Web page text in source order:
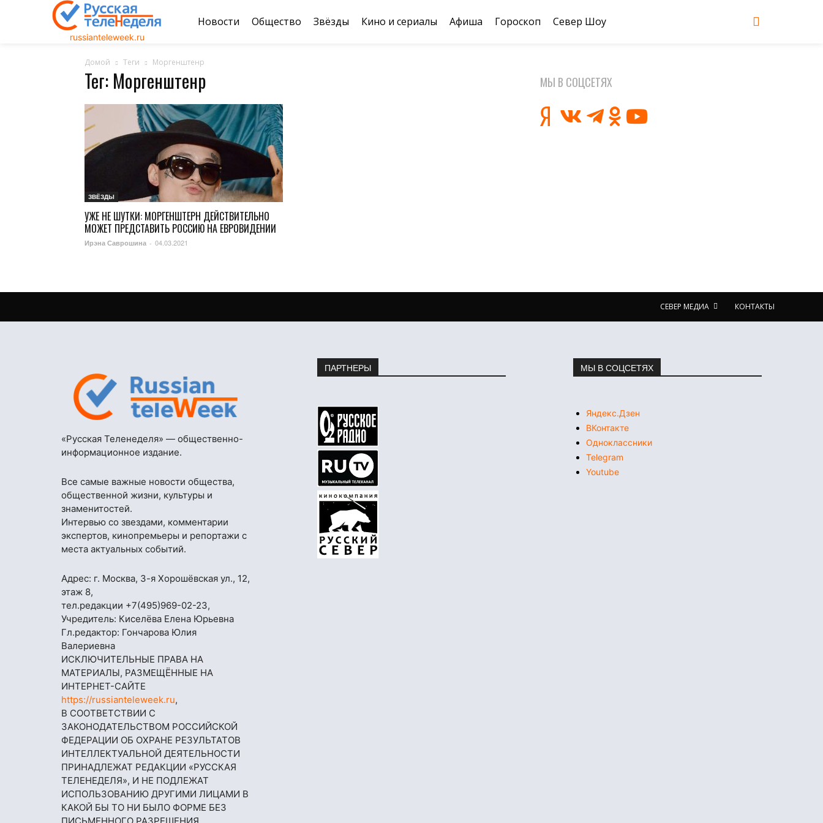
russianteleweek.ru
Новости Общество Звёзды Кино и сериалы Афиша Гороскоп Север Шоу
Домой Теги Моргенштенр
Тег: Моргенштенр
ЗВЁЗДЫ
УЖЕ НЕ ШУТКИ: МОРГЕНШТЕРН ДЕЙСТВИТЕЛЬНО
МОЖЕТ ПРЕДСТАВИТЬ РОССИЮ НА ЕВРОВИДЕНИИ
Ирэна Саврошина - 04.03.2021
МЫ В СОЦСЕТЯХ
СЕВЕР МЕДИА КОНТАКТЫ
«Русская Теленеделя» — общественно-
информационное издание.
Все самые важные новости общества,
общественной жизни, культуры и
знаменитостей.
Интервью со звездами, комментарии
экспертов, кинопремьеры и репортажи с
места актуальных событий.
Адрес: г. Москва, 3-я Хорошёвская ул., 12,
этаж 8,
тел.редакции +7(495)969-02-23,
Учредитель: Киселёва Елена Юрьевна
Гл.редактор: Гончарова Юлия
Валериевна
ИСКЛЮЧИТЕЛЬНЫЕ ПРАВА НА
МАТЕРИАЛЫ, РАЗМЕЩЁННЫЕ НА
ИНТЕРНЕТ-САЙТЕ
https://russianteleweek.ru,
В СООТВЕТСТВИИ С
ЗАКОНОДАТЕЛЬСТВОМ РОССИЙСКОЙ
ФЕДЕРАЦИИ ОБ ОХРАНЕ РЕЗУЛЬТАТОВ
ИНТЕЛЛЕКТУАЛЬНОЙ ДЕЯТЕЛЬНОСТИ
ПРИНАДЛЕЖАТ РЕДАКЦИИ «РУССКАЯ
ТЕЛЕНЕДЕЛЯ», И НЕ ПОДЛЕЖАТ
ИСПОЛЬЗОВАНИЮ ДРУГИМИ ЛИЦАМИ В
КАКОЙ БЫ ТО НИ БЫЛО ФОРМЕ БЕЗ
ПАРТНЕРЫ МЫ В СОЦСЕТЯХ
Яндекс.Дзен
ВКонтакте
Одноклассники
Telegram
Youtube